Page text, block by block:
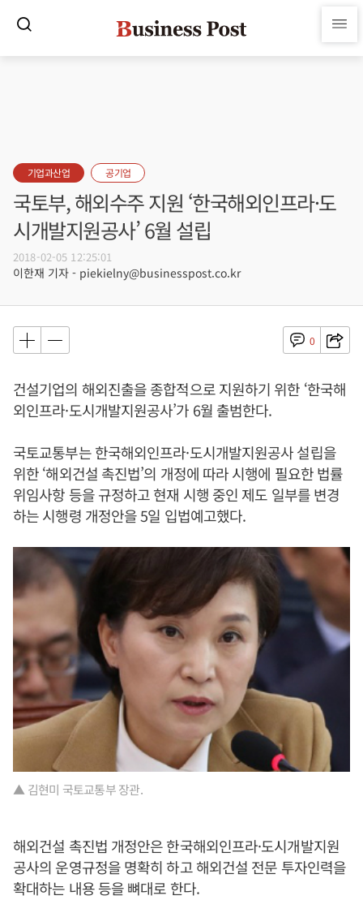
기업과산업 공기업
국토부, 해외수주 지원 ‘한국해외인프라·도
시개발지원공사’ 6월 설립
2018-02-05 12:25:01
이한재 기자 - piekielny@businesspost.co.kr
0
건설기업의 해외진출을 종합적으로 지원하기 위한 ‘한국해
외인프라·도시개발지원공사’가 6월 출범한다.
국토교통부는 한국해외인프라·도시개발지원공사 설립을
위한 ‘해외건설 촉진법’의 개정에 따라 시행에 필요한 법률
위임사항 등을 규정하고 현재 시행 중인 제도 일부를 변경
하는 시행령 개정안을 5일 입법예고했다.
▲ 김현미 국토교통부 장관.
해외건설 촉진법 개정안은 한국해외인프라·도시개발지원
공사의 운영규정을 명확히 하고 해외건설 전문 투자인력을
확대하는 내용 등을 뼈대로 한다.